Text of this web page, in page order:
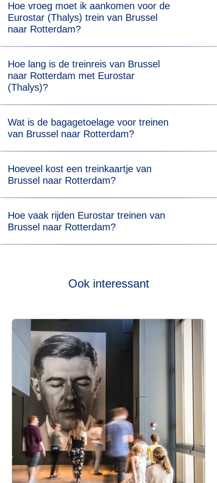
Hoe vroeg moet ik aankomen voor de
Eurostar (Thalys) trein van Brussel
naar Rotterdam?
minuten voor de geplande vertrektijd van je Eurostar
(Thalys) trein van Brussel naar Rotterdam aanwezig te
zijn.
Hoe lang is de treinreis van Brussel
naar Rotterdam met Eurostar
(Thalys)?
minuten.
Wat is de bagagetoelage voor treinen
van Brussel naar Rotterdam?
cm) en één stuk handbagage. Er is geen
gewichtsbeperking, maar je moet al je bagage zelf kunnen
Hoeveel kost een treinkaartje van
Brussel naar Rotterdam?
Hoe vaak rijden Eurostar treinen van
Brussel naar Rotterdam?
Ook interessant